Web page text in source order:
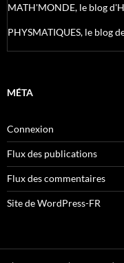
MATH'MONDE, le blog
PHYSMATIQUES, le blog
MÉTA
Connexion
Flux des publications
Flux des commentaires
Site de WordPress-FR